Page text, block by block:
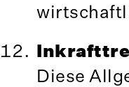
Diese